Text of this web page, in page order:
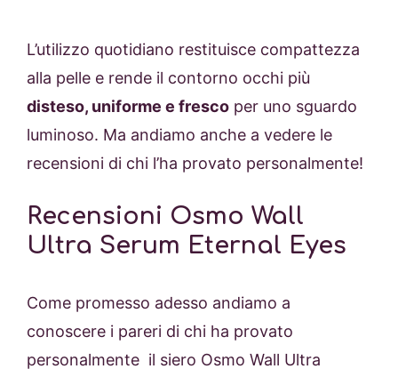
L’utilizzo quotidiano restituisce compattezza
alla pelle e rende il contorno occhi più
disteso, uniforme e fresco per uno sguardo
luminoso. Ma andiamo anche a vedere le
recensioni di chi l’ha provato personalmente!
Recensioni Osmo Wall
Ultra Serum Eternal Eyes
Come promesso adesso andiamo a
conoscere i pareri di chi ha provato
personalmente il siero Osmo Wall Ultra